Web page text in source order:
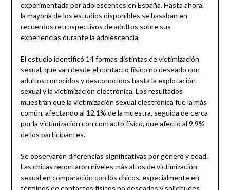
experimentada por adolescentes en España. Hasta ahora,
la mayoría de los estudios disponibles se basaban en
recuerdos retrospectivos de adultos sobre sus
experiencias durante la adolescencia.
El estudio identificó 14 formas distintas de victimización
sexual, que van desde el contacto físico no deseado con
adultos conocidos y desconocidos hasta la explotación
sexual y la victimización electrónica. Los resultados
muestran que la victimización sexual electrónica fue la más
común, afectando al 12,1% de la muestra, seguida de cerca
por la victimización con contacto físico, que afectó al 9,9%
de los participantes.
Se observaron diferencias significativas por género y edad.
Las chicas reportaron niveles más altos de victimización
sexual en comparación con los chicos, especialmente en
términos de contactos físicos no deseados y solicitudes